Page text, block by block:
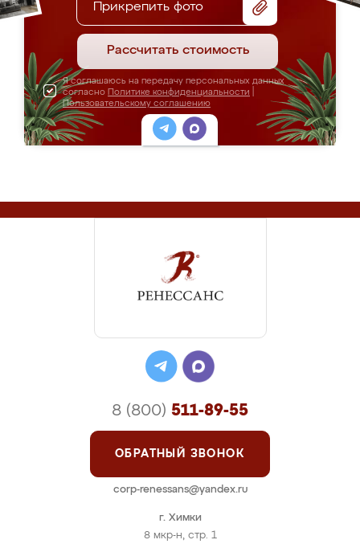
Прикрепить фото
Рассчитать стоимость
Я соглашаюсь на передачу персональных данных
согласно Политике конфиденциальности
Пользовательскому соглашению
г. Химки
8 мкр-н, стр. 1
8 (800) 511-89-55
ОБРАТНЫЙ ЗВОНОК
corp-renessans@yandex.ru